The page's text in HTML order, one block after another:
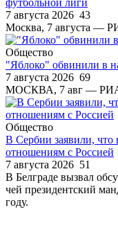
7 августа 2026 43
Москва, 7 августа —
Общество
"Яблоко" обвинили в
7 августа 2026 69
МОСКВА, 7 авг — РИА
Общество
В Сербии заявили, что
отношениям с Россией
7 августа 2026 51
В Белграде вызвал
чей президентский
году.